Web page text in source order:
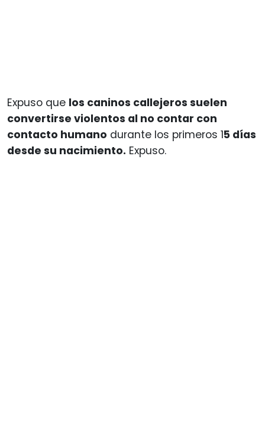
Expuso que los caninos callejeros suelen
convertirse violentos al no contar con
contacto humano durante los primeros 15 días
desde su nacimiento. Expuso.